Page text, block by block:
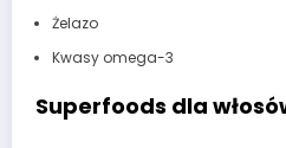
Żelazo
Kwasy omega-3
Superfoods dla